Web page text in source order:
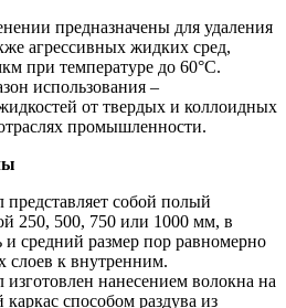
предназначены для удаления
агрессивных жидких сред,
при температуре до 60°С.
использования –
от твердых и коллоидных
промышленности.
собой полый
250, 500, 750 или 1000 мм, в
и средний размер пор равномерно
к внутренним.
нанесением волокна на
способом раздува из